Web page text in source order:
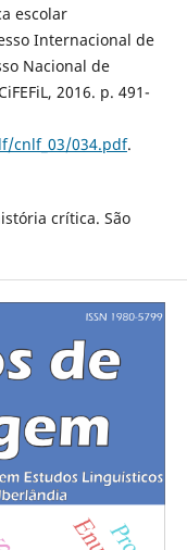
escolar
Internacional de
Nacional de
2016. p. 491-
cnlf_03/034.pdf.
crítica. São